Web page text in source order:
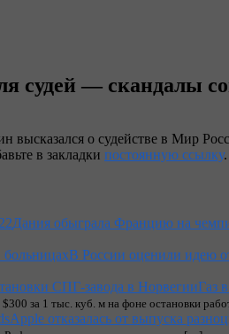
судей — скандалы
высказался о судействе в Мир
в закладки постоянную ссылку.
Дания обыграла Францию на
В России оценили идею
Газ
за 1 тыс. куб. м на фоне остановки
Apple отказалась от выпуска